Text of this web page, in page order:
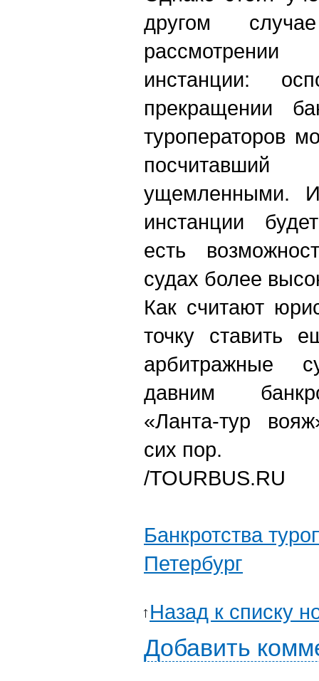
другом
инстанции:
прекращении
туроператоров
ущемленными.
инстанции
есть
судах более
Как считают
точку ставить
арбитражные
давним
«Ланта-тур
сих пор.
/TOURBUS.RU
Банкротства
Петербург
Назад к списку
Добавить